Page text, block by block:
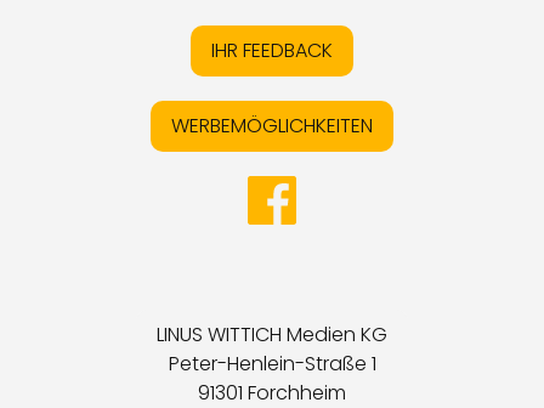
IHR FEEDBACK
WERBEMÖGLICHKEITEN
LINUS WITTICH Medien KG
Peter-Henlein-Straße 1
91301 Forchheim